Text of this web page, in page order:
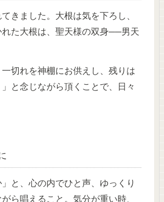
きました。大根は気を下ろし、
た大根は、聖天様の双身──男天
切れを神棚にお供えし、残りは
と念じながら頂くことで、日々
と、心の内でひと声、ゆっくり
ら唱えること。気分が重い時、